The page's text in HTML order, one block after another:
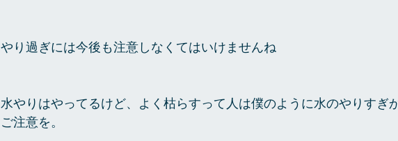
やり過ぎには今後も注意しなくてはいけませんね
水やりはやってるけど、よく枯らすって人は僕のように水のやりすぎ
ご注意を。